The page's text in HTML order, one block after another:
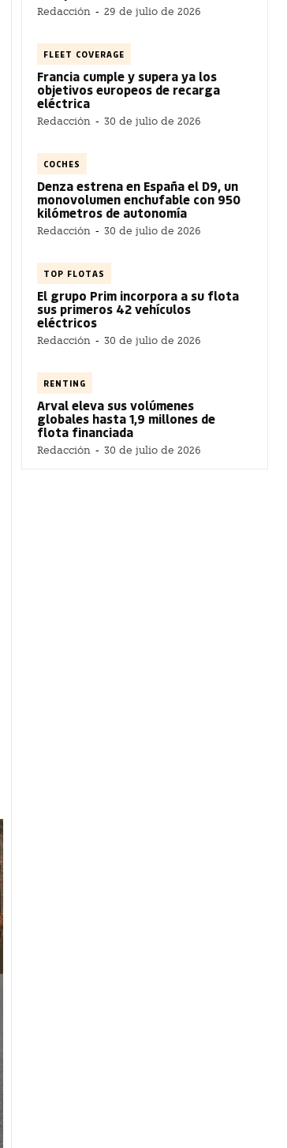
Redacción - 29 de julio de 2026
FLEET COVERAGE
Francia cumple y supera ya los
objetivos europeos de recarga
eléctrica
Redacción - 30 de julio de 2026
COCHES
Denza estrena en España el D9, un
monovolumen enchufable con 950
kilómetros de autonomía
Redacción - 30 de julio de 2026
TOP FLOTAS
El grupo Prim incorpora a su flota
sus primeros 42 vehículos
eléctricos
Redacción - 30 de julio de 2026
RENTING
Arval eleva sus volúmenes
globales hasta 1,9 millones de
flota financiada
Redacción - 30 de julio de 2026